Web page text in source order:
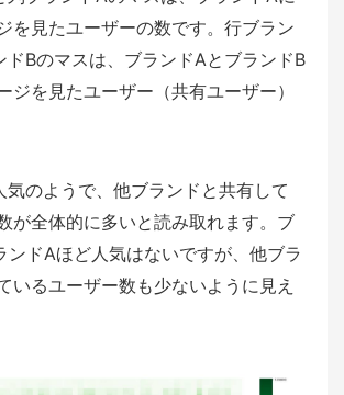
を見たユーザーの数です。行ブラン
ドBのマスは、ブランドAとブランドB
ジを見たユーザー（共有ユーザー）
気のようで、他ブランドと共有して
が全体的に多いと読み取れます。ブ
ンドAほど人気はないですが、他ブラ
いるユーザー数も少ないように見え